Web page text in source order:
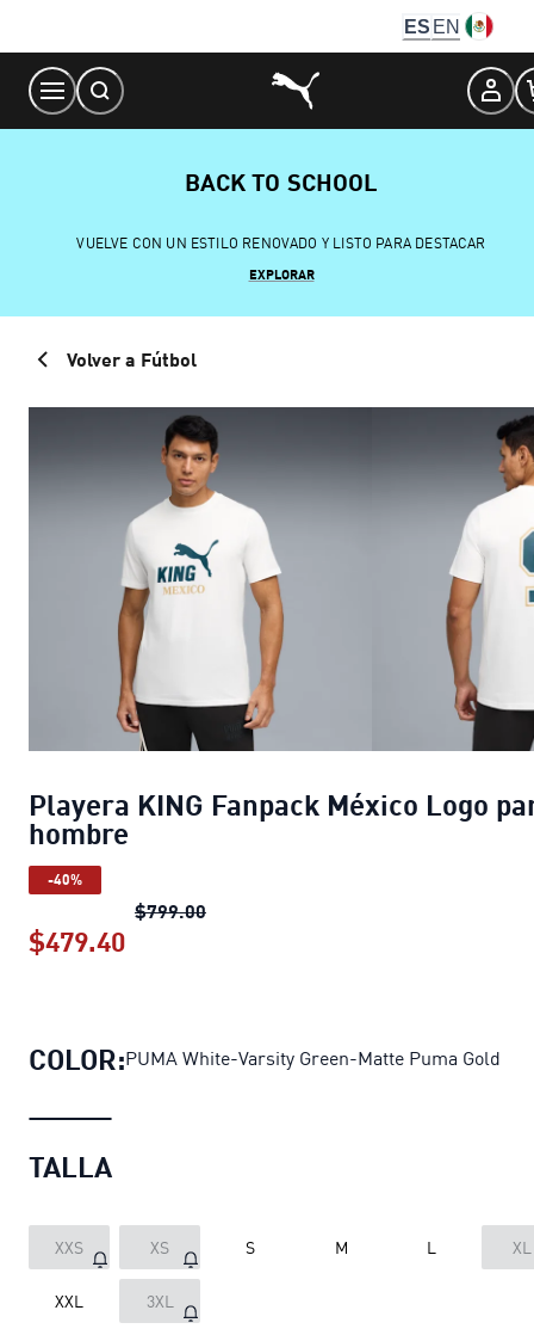
Content
ES EN
BACK TO SCHOOL
VUELVE CON UN ESTILO RENOVADO Y LISTO PARA DESTACAR
EXPLORAR
Volver a Fútbol
Playera KING Fanpack México Logo
hombre
-40%
$799.00Playera KING Fanpack México Logo
$479.40
COLOR:PUMA White-Varsity Green-Matte Puma Gold
TALLA
XXS XS S M L XL
XXL 3XL